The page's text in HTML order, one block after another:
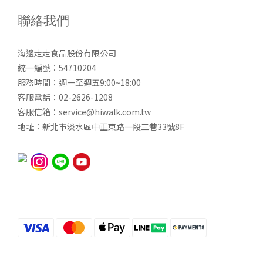
聯絡我們
海邊走走食品股份有限公司
統一編號：54710204
服務時間：週一至週五9:00~18:00
客服電話：02-2626-1208
客服信箱：service@hiwalk.com.tw
地址：新北市淡水區中正東路一段三巷33號8F